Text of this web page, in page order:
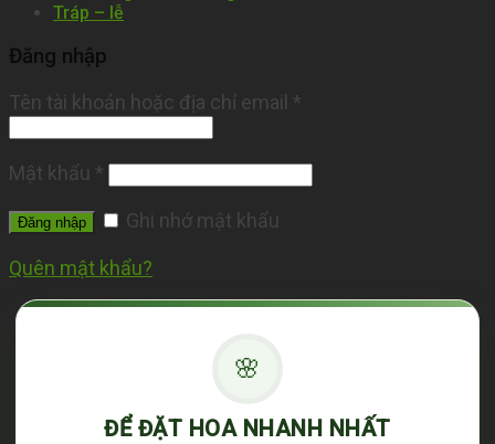
Tráp – lễ
Đăng nhập
Tên tài khoản hoặc địa chỉ email *
Mật khẩu *
Đăng nhập Ghi nhớ mật khẩu
Quên mật khẩu?
🌸
ĐỂ ĐẶT HOA NHANH NHẤT